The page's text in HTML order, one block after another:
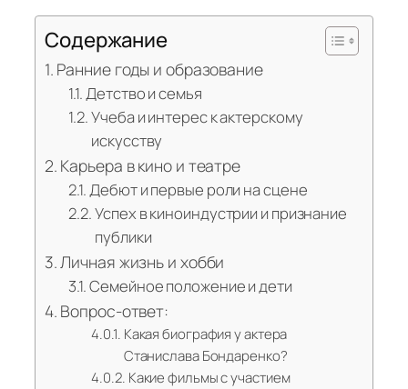
Содержание
Ранние годы и образование
Детство и семья
Учеба и интерес к актерскому
искусству
Карьера в кино и театре
Дебют и первые роли на сцене
Успех в киноиндустрии и признание
публики
Личная жизнь и хобби
Семейное положение и дети
Вопрос-ответ:
Какая биография у актера
Станислава Бондаренко?
Какие фильмы с участием